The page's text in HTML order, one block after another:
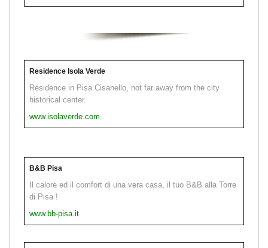
Residence Isola Verde
Residence in Pisa Cisanello, not far away from the city
historical center.
www.isolaverde.com
B&B Pisa
Il calore ed il comfort di una vera casa, il tuo B&B alla Torre
di Pisa !
www.bb-pisa.it